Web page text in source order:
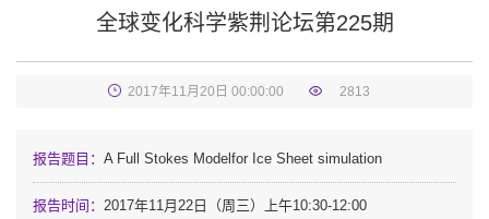
全球变化科学紫荆论坛第225期
2017年11月20日 00:00:00 2813
报告题目： A Full Stokes Modelfor Ice Sheet simulation
报告时间： 2017年11月22日（周三）上午10:30-12:00